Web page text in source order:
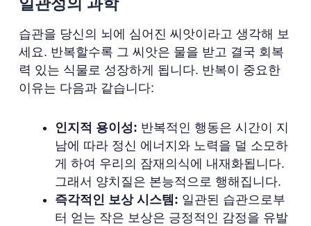
습관을 당신의 뇌에 심어진 씨앗이라고 생각해 보
세요. 반복할수록 그 씨앗은 물을 받고 결국 회복
력 있는 식물로 성장하게 됩니다. 반복이 중요한
이유는 다음과 같습니다:
인지적 용이성: 반복적인 행동은 시간이 지
남에 따라 정신 에너지와 노력을 덜 소모하
게 하여 우리의 잠재의식에 내재화됩니다.
그래서 양치질은 본능적으로 행해집니다.
즉각적인 보상 시스템: 일관된 습관으로부
터 얻는 작은 보상은 긍정적인 감정을 유발